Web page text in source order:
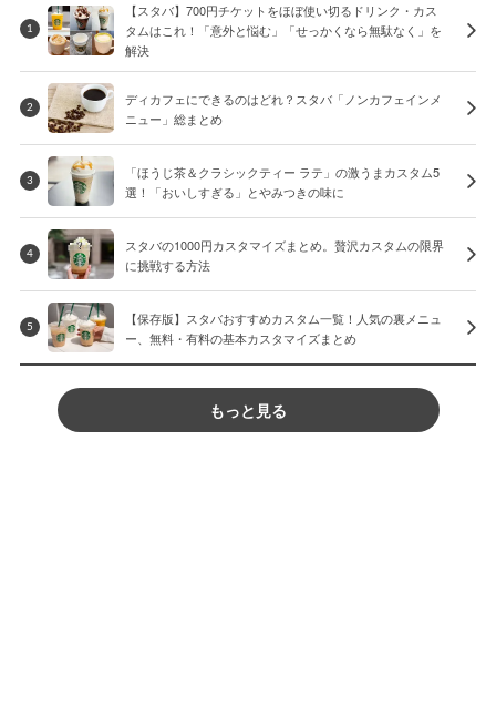
1
【スタバ】700円チケットをほぼ使い切るドリンク・カス
タムはこれ！「意外と悩む」「せっかくなら無駄なく」を
解決
2
ディカフェにできるのはどれ？スタバ「ノンカフェインメ
ニュー」総まとめ
3
「ほうじ茶＆クラシックティー ラテ」の激うまカスタム5
選！「おいしすぎる」とやみつきの味に
4
スタバの1000円カスタマイズまとめ。贅沢カスタムの限界
に挑戦する方法
5
【保存版】スタバおすすめカスタム一覧！人気の裏メニュ
ー、無料・有料の基本カスタマイズまとめ
もっと見る